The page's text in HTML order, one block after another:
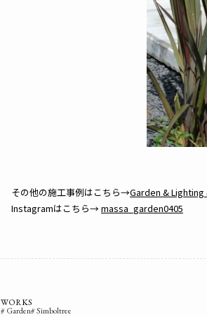
その他の施工事例はこちら→Garden & Lighting
Instagramはこちら→ massa_garden0405
WORKS
Garden Simboltree